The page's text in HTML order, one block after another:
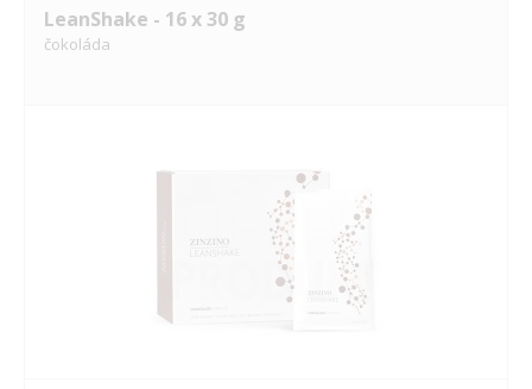
LeanShake - 16 x 30 g
čokoláda